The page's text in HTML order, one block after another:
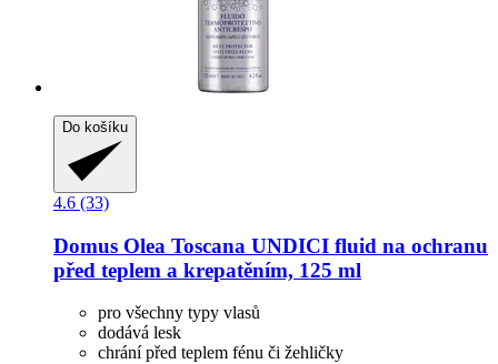
Do košíku
4.6 (33)
Domus Olea Toscana UNDICI fluid na ochranu
před teplem a krepatěním, 125 ml
pro všechny typy vlasů
dodává lesk
chrání před teplem fénu či žehličky